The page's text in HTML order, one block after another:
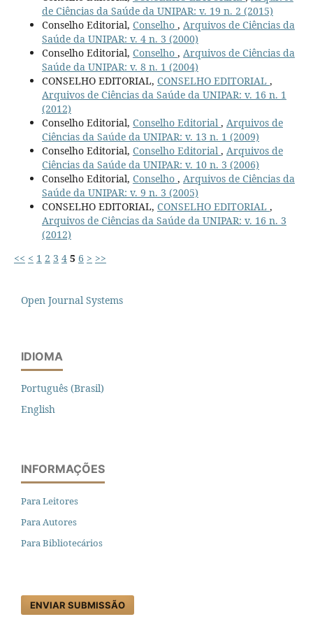
de Ciências da Saúde da UNIPAR: v. 19 n. 2 (2015)
Conselho Editorial, Conselho , Arquivos de Ciências da
Saúde da UNIPAR: v. 4 n. 3 (2000)
Conselho Editorial, Conselho , Arquivos de Ciências da
Saúde da UNIPAR: v. 8 n. 1 (2004)
CONSELHO EDITORIAL, CONSELHO EDITORIAL ,
Arquivos de Ciências da Saúde da UNIPAR: v. 16 n. 1
(2012)
Conselho Editorial, Conselho Editorial , Arquivos de
Ciências da Saúde da UNIPAR: v. 13 n. 1 (2009)
Conselho Editorial, Conselho Editorial , Arquivos de
Ciências da Saúde da UNIPAR: v. 10 n. 3 (2006)
Conselho Editorial, Conselho , Arquivos de Ciências da
Saúde da UNIPAR: v. 9 n. 3 (2005)
CONSELHO EDITORIAL, CONSELHO EDITORIAL ,
Arquivos de Ciências da Saúde da UNIPAR: v. 16 n. 3
(2012)
<< < 1 2 3 4 5 6 > >>
Open Journal Systems
IDIOMA
Português (Brasil)
English
INFORMAÇÕES
Para Leitores
Para Autores
Para Bibliotecários
ENVIAR SUBMISSÃO